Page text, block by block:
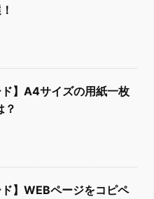
ド】A4サイズの用紙一枚
？
ド】WEBページをコピペ